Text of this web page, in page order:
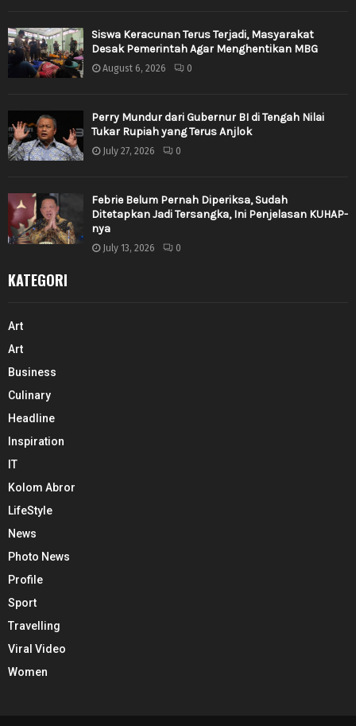
Siswa Keracunan Terus Terjadi, Masyarakat
Desak Pemerintah Agar Menghentikan MBG
August 6, 2026 0
Perry Mundur dari Gubernur BI di Tengah Nilai
Tukar Rupiah yang Terus Anjlok
July 27, 2026 0
Febrie Belum Pernah Diperiksa, Sudah
Ditetapkan Jadi Tersangka, Ini Penjelasan KUHAP-
nya
July 13, 2026 0
KATEGORI
Art
Art
Business
Culinary
Headline
Inspiration
IT
Kolom Abror
LifeStyle
News
Photo News
Profile
Sport
Travelling
Viral Video
Women